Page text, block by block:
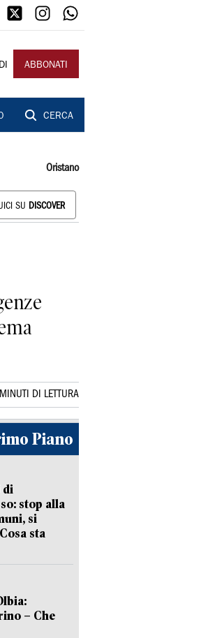
ABBONATI
CERCA
Oristano
SU DISCOVER
DI LETTURA
Piano
di
stop alla
si
sta
– Che